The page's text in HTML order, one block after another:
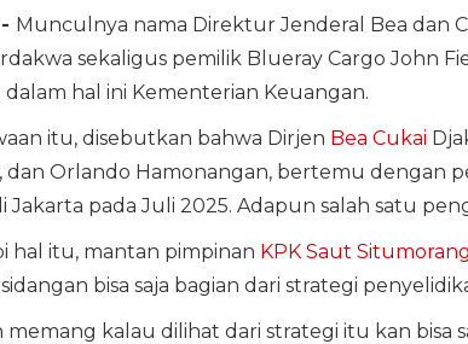
Munculnya nama Direktur Jenderal Bea dan
sekaligus pemilik Blueray Cargo John
hal ini Kementerian Keuangan.
itu, disebutkan bahwa Dirjen Bea Cukai
dan Orlando Hamonangan, bertemu dengan
Jakarta pada Juli 2025. Adapun salah satu
hal itu, mantan pimpinan KPK Saut Situmorang
bisa saja bagian dari strategi
memang kalau dilihat dari strategi itu kan bisa